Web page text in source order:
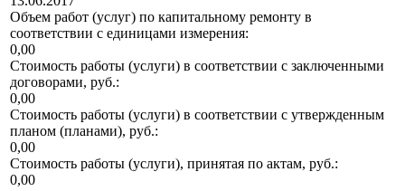
Объем работ (услуг) по капитальному ремонту в
соответствии с единицами измерения:
0,00
Стоимость работы (услуги) в соответствии с заключенными
договорами, руб.:
0,00
Стоимость работы (услуги) в соответствии с утвержденным
планом (планами), руб.:
0,00
Стоимость работы (услуги), принятая по актам, руб.:
0,00